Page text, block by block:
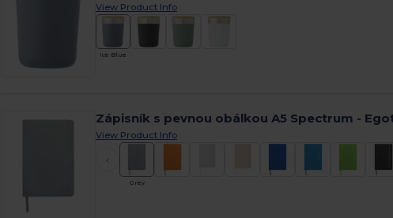
View Product Info
Ice Blue
Zápisník s pevnou obálkou A5 Spectrum -
View Product Info
Grey